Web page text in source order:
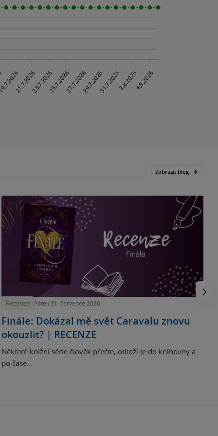
Zobrazit blog
Recenze Pátek 31. července 2026
Finále: Dokázal mě svět Caravalu znovu
okouzlit? | RECENZE
Některé knižní série člověk přečte, odloží je do knihovny a
po čase...